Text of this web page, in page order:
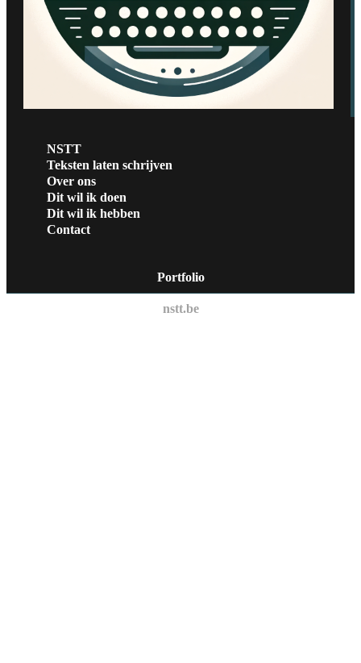
NSTT
Teksten laten schrijven
Over ons
Dit wil ik doen
Dit wil ik hebben
Contact
Portfolio
nstt.be